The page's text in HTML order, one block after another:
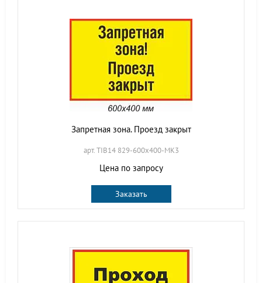
Запретная зона. Проезд закрыт
арт. TIB14 829-600х400-МК3
Цена по запросу
Заказать